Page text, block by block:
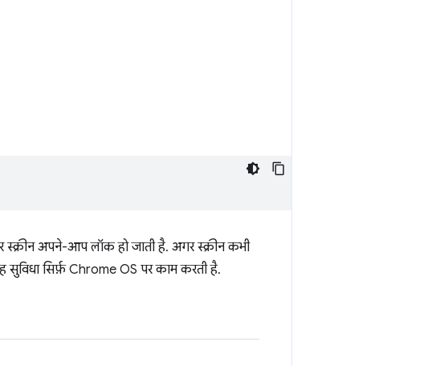
अपने-आप लॉक हो जाती है. अगर स्क्रीन कभी
सिर्फ़ Chrome OS पर काम करती है.